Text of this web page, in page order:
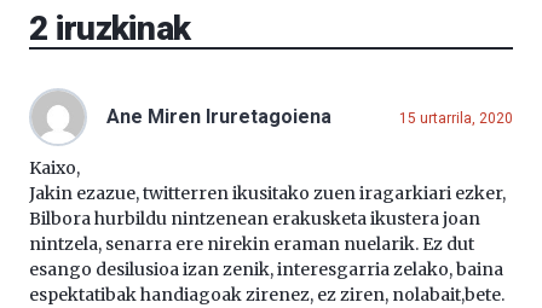
2 iruzkinak
Ane Miren Iruretagoiena 15 urtarrila, 2020
Kaixo,
Jakin ezazue, twitterren ikusitako zuen iragarkiari ezker,
Bilbora hurbildu nintzenean erakusketa ikustera joan
nintzela, senarra ere nirekin eraman nuelarik. Ez dut
esango desilusioa izan zenik, interesgarria zelako, baina
espektatibak handiagoak zirenez, ez ziren, nolabait,bete.